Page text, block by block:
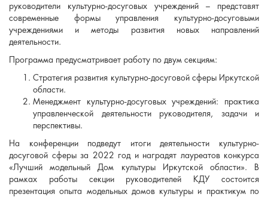
руководители культурно-досуговых учреждений – представят
современные формы управления культурно-досуговыми
учреждениями и методы развития новых направлений
деятельности.
Программа предусматривает работу по двум секциям:
Стратегия развития культурно-досуговой сферы Иркутской
области.
Менеджмент культурно-досуговых учреждений: практика
управленческой деятельности руководителя, задачи и
перспективы.
На конференции подведут итоги деятельности культурно-
досуговой сферы за 2022 год и наградят лауреатов конкурса
«Лучший модельный Дом культуры Иркутской области». В
рамках работы секции руководителей КДУ состоится
презентация опыта модельных домов культуры и практикум по